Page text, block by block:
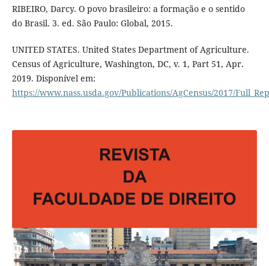
RIBEIRO, Darcy. O povo brasileiro: a formação e o sentido
do Brasil. 3. ed. São Paulo: Global, 2015.
UNITED STATES. United States Department of Agriculture.
Census of Agriculture, Washington, DC, v. 1, Part 51, Apr.
2019. Disponível em:
https://www.nass.usda.gov/Publications/AgCensus/2017/